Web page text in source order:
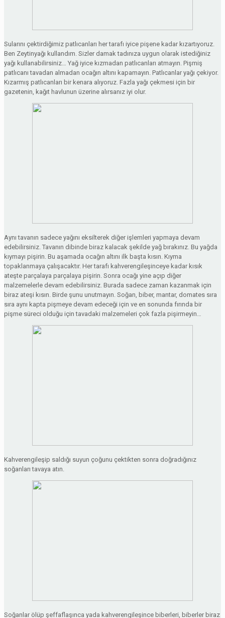
Sularını çektirdiğimiz patlıcanları her tarafı iyice pişene kadar kızartıyoruz.
Ben Zeytinyağı kullandım. Sizler damak tadınıza uygun olarak istediğiniz
yağı kullanabilirsiniz… Yağ iyice kızmadan patlıcanları atmayın. Pişmiş
patlıcanı tavadan almadan ocağın altını kapamayın. Patlıcanlar yağı çekiyor.
Kızarmış patlıcanları bir kenara alıyoruz. Fazla yağı çekmesi için bir
gazetenin, kağıt havlunun üzerine alırsanız iyi olur.
Aynı tavanın sadece yağını eksilterek diğer işlemleri yapmaya devam
edebilirsiniz. Tavanın dibinde biraz kalacak şekilde yağ bırakınız. Bu yağda
kıymayı pişirin. Bu aşamada ocağın altını ilk başta kısın. Kıyma
topaklanmaya çalışacaktır. Her tarafı kahverengileşinceye kadar kısık
ateşte parçalaya parçalaya pişirin. Sonra ocağı yine açıp diğer
malzemelerle devam edebilirsiniz. Burada sadece zaman kazanmak için
biraz ateşi kısın. Birde şunu unutmayın. Soğan, biber, mantar, domates sıra
sıra aynı kapta pişmeye devam edeceği için ve en sonunda fırında bir
pişme süreci olduğu için tavadaki malzemeleri çok fazla pişirmeyin…
Kahverengileşip saldığı suyun çoğunu çektikten sonra doğradığınız
soğanları tavaya atın.
Soğanlar ölüp şeffaflaşınca yada kahverengileşince biberleri, biberler biraz